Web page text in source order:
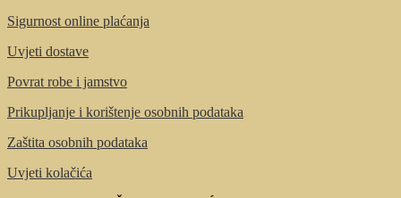
Sigurnost online plaćanja
Uvjeti dostave
Povrat robe i jamstvo
Prikupljanje i korištenje osobnih podataka
Zaštita osobnih podataka
Uvjeti kolačića